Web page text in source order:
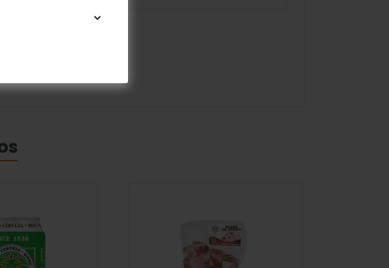
que comente.